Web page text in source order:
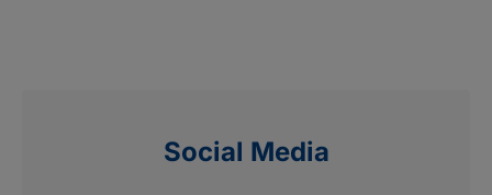
Social Media